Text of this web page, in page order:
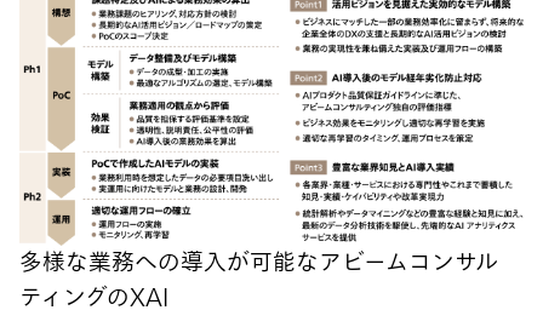
多様な業務への導入が可能なアビームコンサル
ティングのXAI